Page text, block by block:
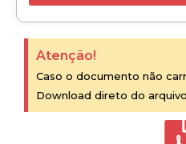
Atenção!
Caso o documento não
Download direto do